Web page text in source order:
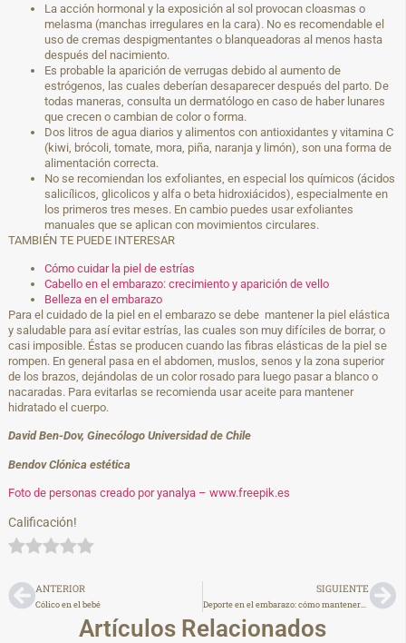
La acción hormonal y la exposición al sol provocan cloasmas o
melasma (manchas irregulares en la cara). No es recomendable el
uso de cremas despigmentantes o blanqueadoras al menos hasta
después del nacimiento.
Es probable la aparición de verrugas debido al aumento de
estrógenos, las cuales deberían desaparecer después del parto. De
todas maneras, consulta un dermatólogo en caso de haber lunares
que crecen o cambian de color o forma.
Dos litros de agua diarios y alimentos con antioxidantes y vitamina C
(kiwi, brócoli, tomate, mora, piña, naranja y limón), son una forma de
alimentación correcta.
No se recomiendan los exfoliantes, en especial los químicos (ácidos
salicílicos, glicolicos y alfa o beta hidroxiácidos), especialmente en
los primeros tres meses. En cambio puedes usar exfoliantes
manuales que se aplican con movimientos circulares.
TAMBIÉN TE PUEDE INTERESAR
Cómo cuidar la piel de estrías
Cabello en el embarazo: crecimiento y aparición de vello
Belleza en el embarazo
Para el cuidado de la piel en el embarazo se debe mantener la piel elástica
y saludable para así evitar estrías, las cuales son muy difíciles de borrar, o
casi imposible. Éstas se producen cuando las fibras elásticas de la piel se
rompen. En general pasa en el abdomen, muslos, senos y la zona superior
de los brazos, dejándolas de un color rosado para luego pasar a blanco o
nacaradas. Para evitarlas se recomienda usar aceite para mantener
hidratado el cuerpo.
David Ben-Dov, Ginecólogo Universidad de Chile
Bendov Clónica estética
Foto de personas creado por yanalya – www.freepik.es
Calificación!
ANTERIOR
Cólico en el bebé
SIGUIENTE
Deporte en el embarazo: cómo mantenerse activa
Artículos Relacionados